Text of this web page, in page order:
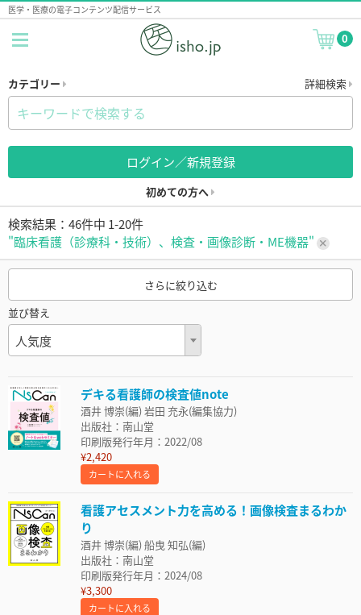
医学・医療の電子コンテンツ配信サービス
0
カテゴリー 詳細検索
ログイン／新規登録
初めての方へ
検索結果：46件中 1-20件
"臨床看護（診療科・技術）、検査・画像診断・ME機器"
さらに絞り込む
並び替え
人気度
デキる看護師の検査値note
酒井 博崇(編) 岩田 充永(編集協力)
出版社：南山堂
印刷版発行年月：2022/08
¥2,420
カートに入れる
看護アセスメント力を高める！画像検査まるわか
り
酒井 博崇(編) 船曳 知弘(編)
出版社：南山堂
印刷版発行年月：2024/08
¥3,300
カートに入れる